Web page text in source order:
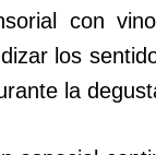
con
los
la